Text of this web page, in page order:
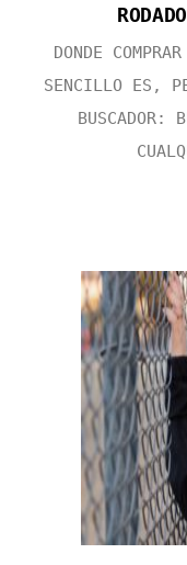
DONDE
SENCILLO ES,
BUSCADOR: